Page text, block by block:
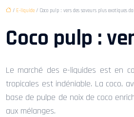
/ E-liquide / Coco pulp : vers des saveurs plus exotiques
Coco pulp :
Le marché des e-liquides est en
tropicales est indéniable. La coco,
base de pulpe de noix de coco
aux mélanges.